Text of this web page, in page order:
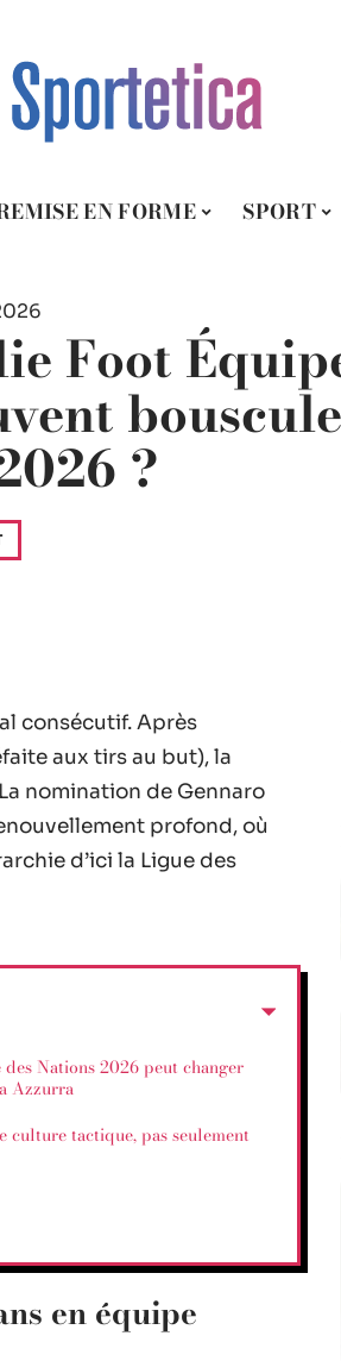
EN FORME SPORT
Foot
?
consécutif. Après
aux tirs au but), la
nomination de Gennaro
profond, où
d’ici la Ligue des
Nations 2026 peut changer
Azzurra
culture tactique, pas seulement
en équipe